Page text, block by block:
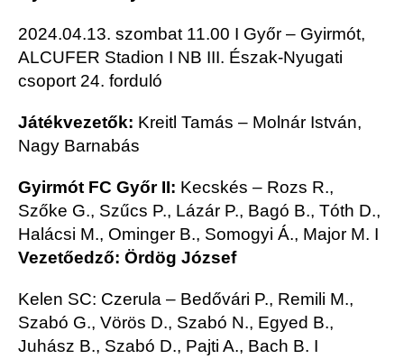
2024.04.13. szombat 11.00 I Győr – Gyirmót,
ALCUFER Stadion I NB III. Észak-Nyugati
csoport 24. forduló
Játékvezetők: Kreitl Tamás – Molnár István,
Nagy Barnabás
Gyirmót FC Győr II: Kecskés – Rozs R.,
Szőke G., Szűcs P., Lázár P., Bagó B., Tóth D.,
Halácsi M., Ominger B., Somogyi Á., Major M. I
Vezetőedző: Ördög József
Kelen SC: Czerula – Bedővári P., Remili M.,
Szabó G., Vörös D., Szabó N., Egyed B.,
Juhász B., Szabó D., Pajti A., Bach B. I